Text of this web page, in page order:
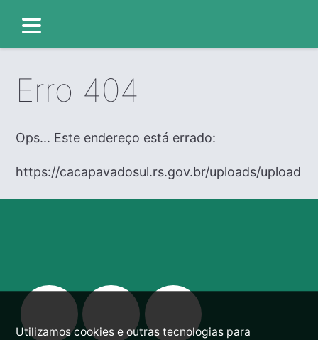
Erro 404
Ops... Este endereço está errado:
https://cacapavadosul.rs.gov.br/uploads/
Utilizamos cookies e outras tecnologias para